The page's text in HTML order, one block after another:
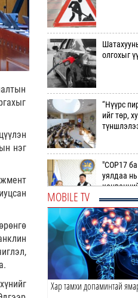
нэг
олгохыг
“Нүүрс
ийг төр,
"COP17
уялдаа
ахиул…
Монгол
шатахуун
MOBILE TV
Хар тамхи допаминтай